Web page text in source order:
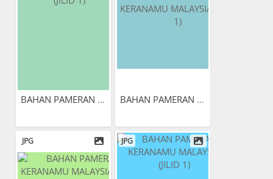
BAHAN PAMERAN KERANAMU... BAHAN PAMERAN KERANAMU...
JPG JPG